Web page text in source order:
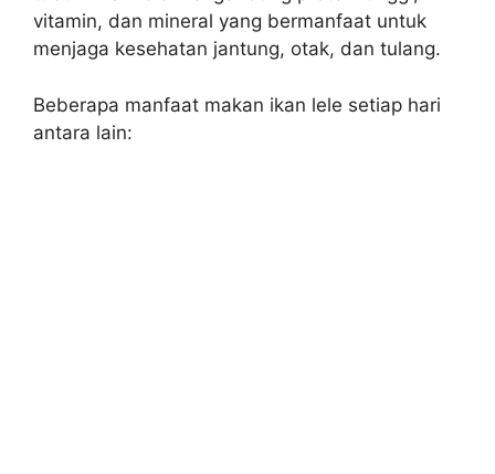
vitamin, dan mineral yang bermanfaat untuk
menjaga kesehatan jantung, otak, dan tulang.
Beberapa manfaat makan ikan lele setiap hari
antara lain: